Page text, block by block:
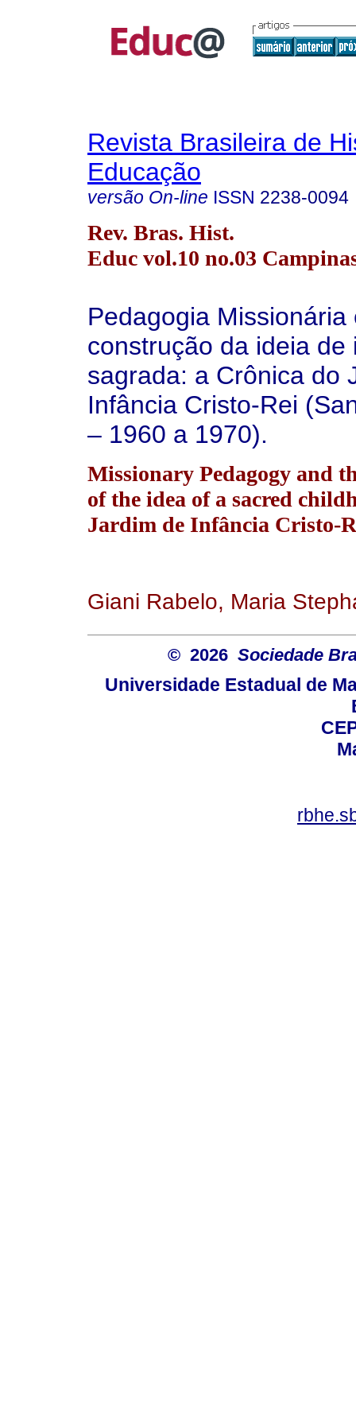
Revista Brasileira de
Educação
versão On-line ISSN 2238-0094
Rev. Bras. Hist.
Educ vol.10 no.03
Pedagogia Missionária
construção da ideia de
sagrada: a Crônica do
Infância Cristo-Rei
– 1960 a 1970).
Missionary Pedagogy and
of the idea of a sacred
Jardim de Infância Cristo-
Giani Rabelo, Maria
© 2026 Sociedade
Universidade Estadual de